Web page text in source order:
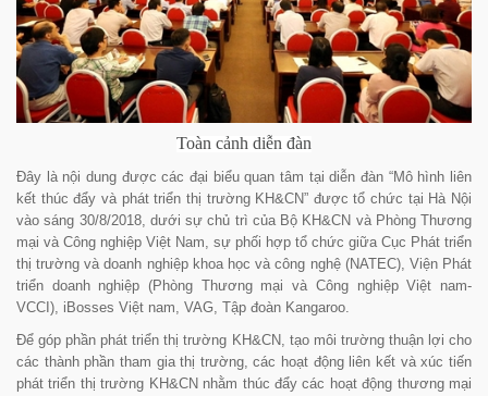
Toàn cảnh diễn đàn
Đây là nội dung được các đại biểu quan tâm tại diễn đàn “Mô hình liên
kết thúc đẩy và phát triển thị trường KH&CN” được tổ chức tại Hà Nội
vào sáng 30/8/2018, dưới sự chủ trì của Bộ KH&CN và Phòng Thương
mại và Công nghiệp Việt Nam, sự phối hợp tổ chức giữa Cục Phát triển
thị trường và doanh nghiệp khoa học và công nghệ (NATEC), Viện Phát
triển doanh nghiệp (Phòng Thương mại và Công nghiệp Việt nam-
VCCI), iBosses Việt nam, VAG, Tập đoàn Kangaroo.
Để góp phần phát triển thị trường KH&CN, tạo môi trường thuận lợi cho
các thành phần tham gia thị trường, các hoạt động liên kết và xúc tiến
phát triển thị trường KH&CN nhằm thúc đẩy các hoạt động thương mại